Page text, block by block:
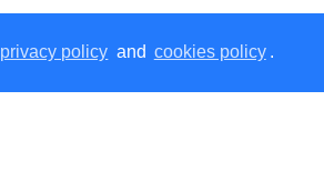
privacy policy and cookies policy .